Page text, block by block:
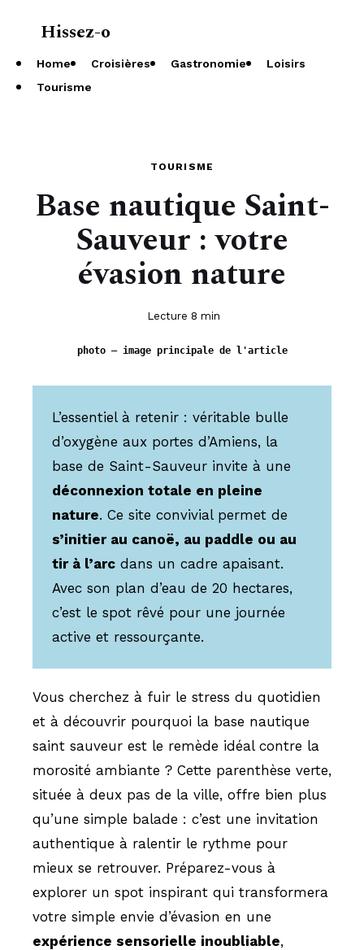
Hissez-o
Home Croisières Gastronomie
Loisirs
Tourisme
TOURISME
Base nautique Saint-
Sauveur : votre
évasion nature
Lecture 8 min
photo — image principale de l'article
L’essentiel à retenir : véritable bulle
d’oxygène aux portes d’Amiens, la
base de Saint-Sauveur invite à une
déconnexion totale en pleine
nature. Ce site convivial permet de
s’initier au canoë, au paddle ou au
tir à l’arc dans un cadre apaisant.
Avec son plan d’eau de 20 hectares,
c’est le spot rêvé pour une journée
active et ressourçante.
Vous cherchez à fuir le stress du quotidien
et à découvrir pourquoi la base nautique
saint sauveur est le remède idéal contre la
morosité ambiante ? Cette parenthèse verte,
située à deux pas de la ville, offre bien plus
qu’une simple balade : c’est une invitation
authentique à ralentir le rythme pour
mieux se retrouver. Préparez-vous à
explorer un spot inspirant qui transformera
votre simple envie d’évasion en une
expérience sensorielle inoubliable,